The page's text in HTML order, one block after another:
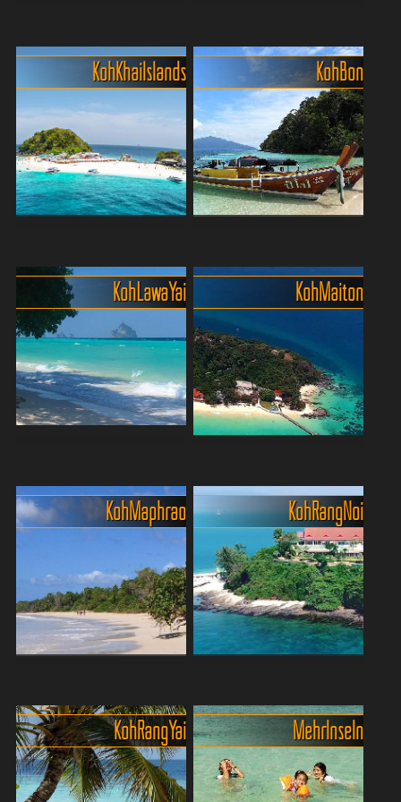
Lone (Koh Lon)
Du suchst das kleine
Inselabenteuer – aber ohne
ohne Massenandrang?
Dann ab nach Koh Lone,
das kleine Tropenparadies
direkt vor...
Hae)
Wer tropisches Postkarten-
Feeling sucht, muss gar
nicht weit raus: Coral Island
(Koh Hae) liegt nur wenige
Minuten mit dem Boot von
Phuket entfernt – ...
Tagesausflug
Lust auf ein tropisches
Paradies? Entdecke die Khai
Inseln in Phuket! Dieses
atemberaubende Trio aus
Khai Nok, Khai Nai und Khai
Nui bietet kristallkl...
Koh Khai Islands
Entdecke Koh Bon, ein
verstecktes Juwel nur einen
entfernt. Diese malerische
Insel bietet unberührte
Strände, kristallklares
Wass...
Koh Bon
Nga
Du willst Phuket ohne
Lawa Yai – eine kleine, fast
vergessene Insel mit
weißem Sand, türkisblauem
Wasser und traumhafter
Ruhe....
Koh Lawa Yai
Maiton Island, auch bekannt
als Honeymoon Island, ist
ein exklusives Inselparadies
vor der Küste Phukets. Die
private Insel bietet
kristallklares, tür...
Koh Maiton
Familien
Koh Maphrao, auch Coconut
Island genannt, ist ein
kleines Paradies vor Phuket
Koh Maphrao
Personen
Wer das ganz besondere
liebt, oder eine
aussergewöhnliche,
Koh Rang Noi
Koh Rang Yai Mehr Inseln